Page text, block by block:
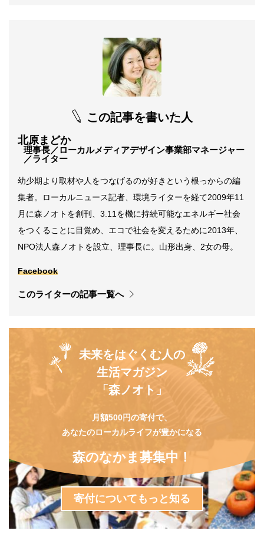
この記事を書いた人
北原まどか
理事長／ローカルメディアデザイン事業部マネージャー
／ライター
幼少期より取材や人をつなげるのが好きという根っからの編
集者。ローカルニュース記者、環境ライターを経て2009年11
月に森ノオトを創刊、3.11を機に持続可能なエネルギー社会
をつくることに目覚め、エコで社会を変えるために2013年、
NPO法人森ノオトを設立、理事長に。山形出身、2女の母。
Facebook
このライターの記事一覧へ
未来をはぐくむ人の
生活マガジン
「森ノオト」
月額500円の寄付で、
あなたのローカルライフが豊かになる
森のなかま募集中！
寄付についてもっと知る